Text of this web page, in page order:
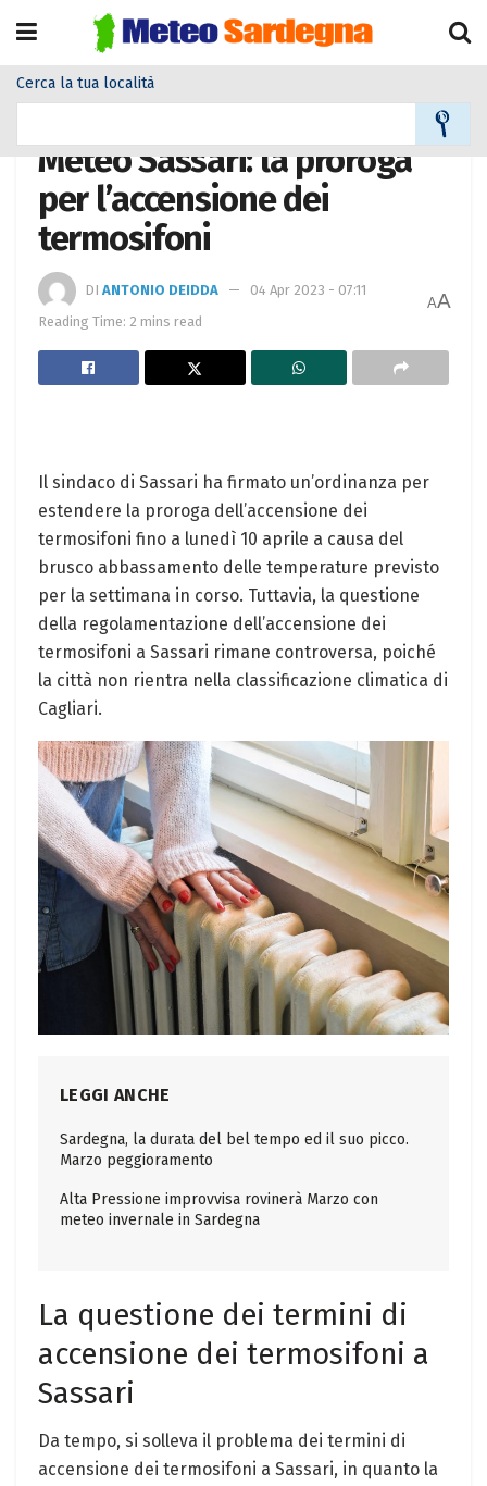
Cerca la tua località
Meteo Sassari: la proroga
per l’accensione dei
termosifoni
DI ANTONIO DEIDDA
04 Apr 2023 - 07:11
Reading Time: 2 mins read
AA
Il sindaco di Sassari ha firmato un’ordinanza per
estendere la proroga dell’accensione dei
termosifoni fino a lunedì 10 aprile a causa del
brusco abbassamento delle temperature previsto
per la settimana in corso. Tuttavia, la questione
della regolamentazione dell’accensione dei
termosifoni a Sassari rimane controversa, poiché
la città non rientra nella classificazione climatica di
Cagliari.
LEGGI ANCHE
Sardegna, la durata del bel tempo ed il suo picco.
Marzo peggioramento
Alta Pressione improvvisa rovinerà Marzo con
meteo invernale in Sardegna
La questione dei termini di
accensione dei termosifoni a
Sassari
Da tempo, si solleva il problema dei termini di
accensione dei termosifoni a Sassari, in quanto la